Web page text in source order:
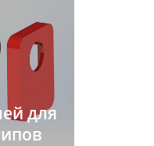
для